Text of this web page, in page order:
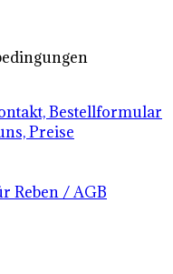
Bestellformular
Preise
Reben / AGB